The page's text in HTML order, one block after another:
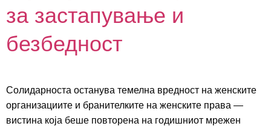
за застапување и
безбедност
Солидарноста останува темелна вредност на женските
организациите и бранителките на женските права —
вистина која беше повторена на годишниот мрежен